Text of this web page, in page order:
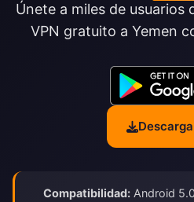
Únete a miles de usuarios
VPN gratuito a Yemen
Compatibilidad: Android